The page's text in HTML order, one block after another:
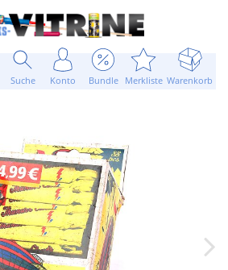
Suche Konto Bundle Merkliste Warenkorb